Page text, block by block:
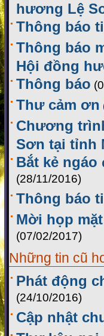
hương Lệ
Thông báo
Thông báo
Hội đồng
Thông báo
Thư cảm ơn
Chương
Sơn tại tỉnh
Bắt kẻ
(28/11/2016)
Thông báo
Mời họp
(07/02/2017)
Những tin cũ
Phát động
(24/10/2016)
Cập nhật